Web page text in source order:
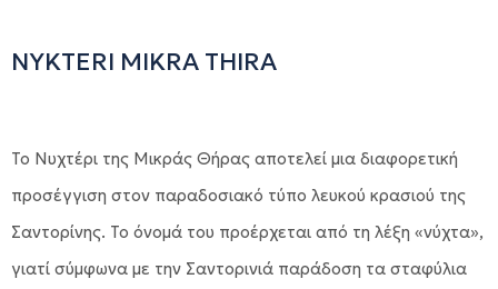
NYKTERI MIKRA THIRA
Το Νυχτέρι της Μικράς Θήρας αποτελεί μια διαφορετική
προσέγγιση στον παραδοσιακό τύπο λευκού κρασιού της
Σαντορίνης. Το όνομά του προέρχεται από τη λέξη «νύχτα»,
γιατί σύμφωνα με την Σαντορινιά παράδοση τα σταφύλια